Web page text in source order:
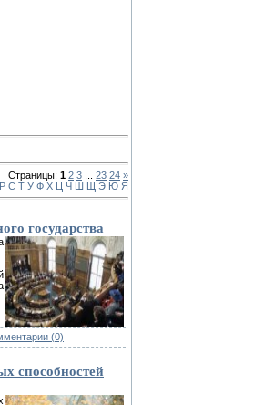
Страницы: 1 2 3 23 24 »
Р С Т У Ф Х Ц Ч Ш Щ Э Ю Я
государства
(0)
способностей